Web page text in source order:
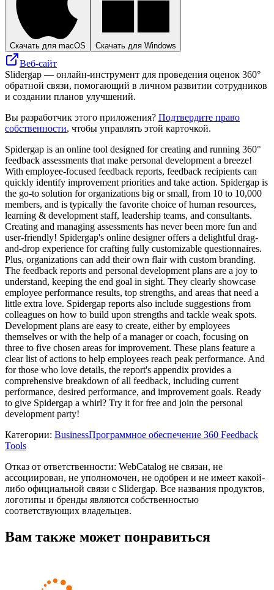
Скачать для macOS Скачать для Windows
Веб-сайт
Slidergap — онлайн-инструмент для проведения оценок 360°
обратной связи, помогающий в личном развитии сотрудников
и создании планов улучшений.
Вы разработчик этого приложения? Подтвердите право
собственности, чтобы управлять этой карточкой.
Spidergap is an online tool designed for creating and running 360°
feedback assessments that make personal development a breeze!
With employee-focused feedback reports, feedback recipients can
quickly identify improvement priorities and take action. Spidergap is
the go-to solution for organizations big or small, from 10 to 10,000
members, and is typically the favorite choice of human resources,
learning & development staff, leadership teams, and consultants.
Creating and managing assessments has never been more fun and
user-friendly! Spidergap's online designer offers a delightful drag-
and-drop experience for crafting fully customizable questionnaires.
Plus, organizations can add their own flair with custom branding.
The feedback reports and personal development plans are a joy to
understand, keeping the end goal in sight. They clearly showcase
employee performance results, top strengths, and areas that need a
little extra love. Spidergap reports also include suggestions from
colleagues on how to build upon strengths and tackle weak spots.
Development plans are easy to create, either by employees
themselves or with the help of a manager or coach, focusing on
three to five chosen areas for improvement. These plans feature a
clear list of actions to help employees reach peak performance. And
for those who love details, the report's appendix provides a
comprehensive breakdown of all feedback, including current
performance, desired performance, and improvement goals. Ready
to give Spidergap a whirl? Try it for free and join the personal
development party!
Категории: BusinessПрограммное обеспечение 360 Feedback
Tools
Отказ от ответственности: WebCatalog не связан, не
ассоциирован, не уполномочен, не одобрен и не имеет какой-
либо официальной связи с Slidergap. Все названия продуктов,
логотипы и бренды являются собственностью
соответствующих владельцев.
Вам также может понравиться